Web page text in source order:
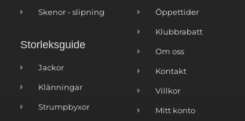
Skenor - slipning
Storleksguide
Jackor
Klänningar
Strumpbyxor
Öppettider
Klubbrabatt
Om oss
Kontakt
Villkor
Mitt konto